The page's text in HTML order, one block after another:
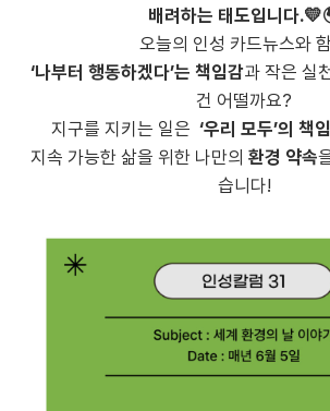
배려하는 태도입니다
오늘의 인성 카드뉴스와
‘나부터 행동하겠다’는 책임감과 작은 실
건 어떨까요?
지구를 지키는 일은 ‘우리 모두’의 책임
지속 가능한 삶을 위한 나만의 환경 약속
습니다!